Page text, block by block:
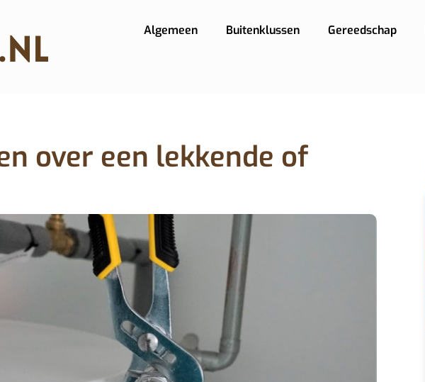
Algemeen Buitenklussen Gereedschap
over een lekkende of